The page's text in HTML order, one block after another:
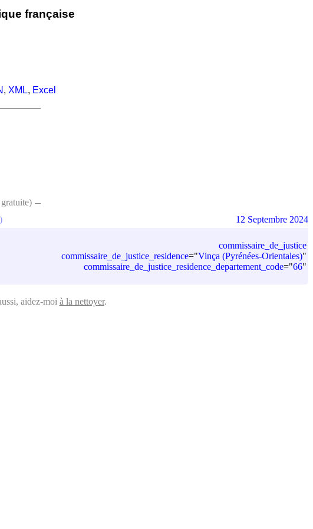
française
, XML, Excel
commissaire_de_justice
commissaire_de_justice_residence="Vinça (Pyrénées-Orientales)"
commissaire_de_justice_residence_departement_code="66"
12 Septembre 2024
aidez-moi à la nettoyer.